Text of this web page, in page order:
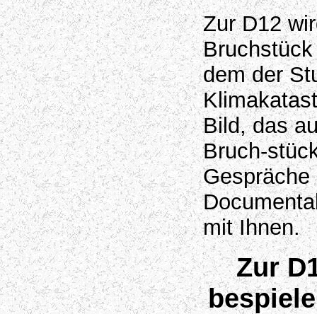
Zur D12
dem der
Bild, das
Bruch-
Gespräche
mit Ihnen.
Zur